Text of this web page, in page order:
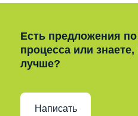
Есть предложения
процесса или
лучше?
Написать